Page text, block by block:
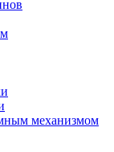
механизмом